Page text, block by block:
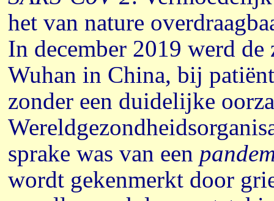
het van nature
In december 2019 werd
Wuhan in China, bij
zonder een duidelijke
sprake was van een
wordt gekenmerkt door